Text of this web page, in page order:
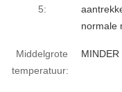
5:
normale
Middelgrote
temperatuur: